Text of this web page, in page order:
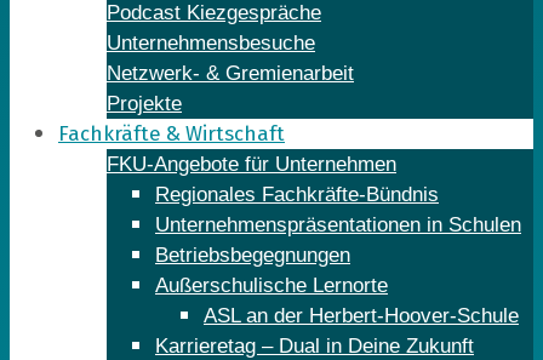
Podcast Kiezgespräche
Unternehmensbesuche
Netzwerk- & Gremienarbeit
Projekte
Fachkräfte & Wirtschaft
FKU-Angebote für Unternehmen
Regionales Fachkräfte-Bündnis
Unternehmenspräsentationen in Schulen
Betriebsbegegnungen
Außerschulische Lernorte
ASL an der Herbert-Hoover-Schule
Karrieretag – Dual in Deine Zukunft